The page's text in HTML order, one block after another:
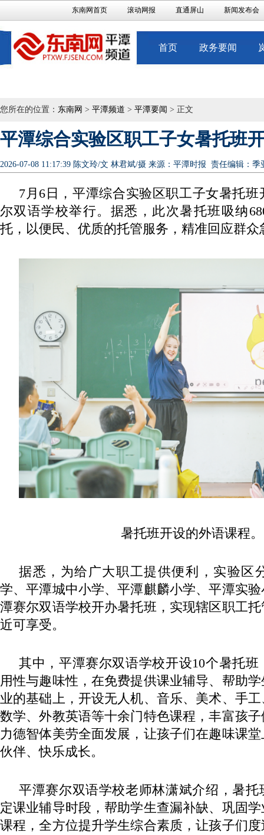
东南网首页 滚动网报 直通屏山 新闻发布会
首页 政务要闻
您所在的位置： 东南网 > 平潭频道 > 平潭要闻 > 正文
平潭综合实验区职工子女暑托班
2026-07-08 11:17:39 陈文玲/文 林君斌/摄 来源：平潭时报 责任编辑：季
7月6日，平潭综合实验区职工子女暑托
尔双语学校举行。据悉，此次暑托班吸纳
托，以便民、优质的托管服务，精准回应群众
暑托班开设的外语课程。
据悉，为给广大职工提供便利，实验区
学、平潭城中小学、平潭麒麟小学、平潭实
潭赛尔双语学校开办暑托班，实现辖区职工
近可享受。
其中，平潭赛尔双语学校开设10个暑托
用性与趣味性，在免费提供课业辅导、帮助
业的基础上，开设无人机、音乐、美术、手
数学、外教英语等十余门特色课程，丰富孩
力德智体美劳全面发展，让孩子们在趣味课
伙伴、快乐成长。
平潭赛尔双语学校老师林潇斌介绍，暑托
定课业辅导时段，帮助学生查漏补缺、巩固
课程，全方位提升学生综合素质，让孩子们